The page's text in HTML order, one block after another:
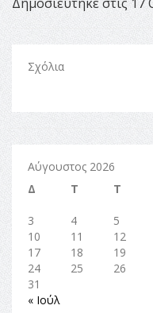
Σχόλια
Αύγουστος 2026
Δ
Τ Τ
3
4 5
10
11 12
17
18 19
24
25 26
31
« Ιούλ